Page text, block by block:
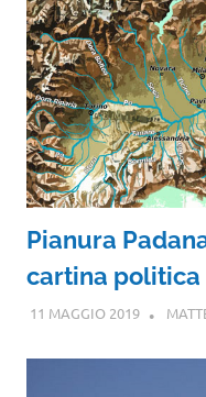
Pianura
cartina politica
11 MAGGIO 2019